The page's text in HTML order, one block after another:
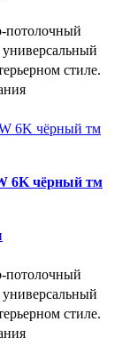
потолочный
стиле.
6K чёрный тм
потолочный
стиле.